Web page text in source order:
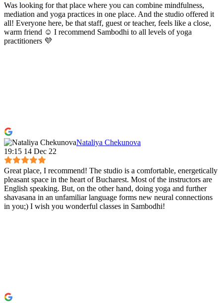
Was looking for that place where you can combine mindfulness,
mediation and yoga practices in one place. And the studio offered it
all! Everyone here, be that staff, guest or teacher, feels like a close,
warm friend ☺️ I recommend Sambodhi to all levels of yoga
practitioners 💜
Nataliya Chekunova
19:15 14 Dec 22
Great place, I recommend! The studio is a comfortable, energetically
pleasant space in the heart of Bucharest. Most of the instructors are
English speaking. But, on the other hand, doing yoga and further
shavasana in an unfamiliar language forms new neural connections
in you;) I wish you wonderful classes in Sambodhi!